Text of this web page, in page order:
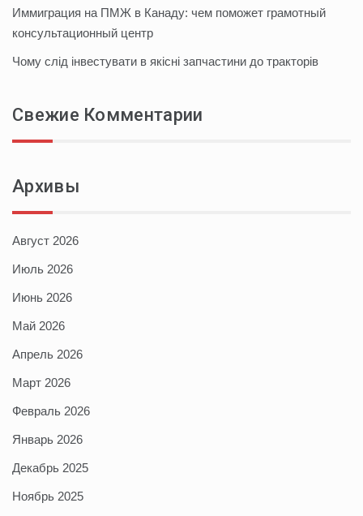
Иммиграция на ПМЖ в Канаду: чем поможет грамотный
консультационный центр
Чому слід інвестувати в якісні запчастини до тракторів
Свежие Комментарии
Архивы
Август 2026
Июль 2026
Июнь 2026
Май 2026
Апрель 2026
Март 2026
Февраль 2026
Январь 2026
Декабрь 2025
Ноябрь 2025